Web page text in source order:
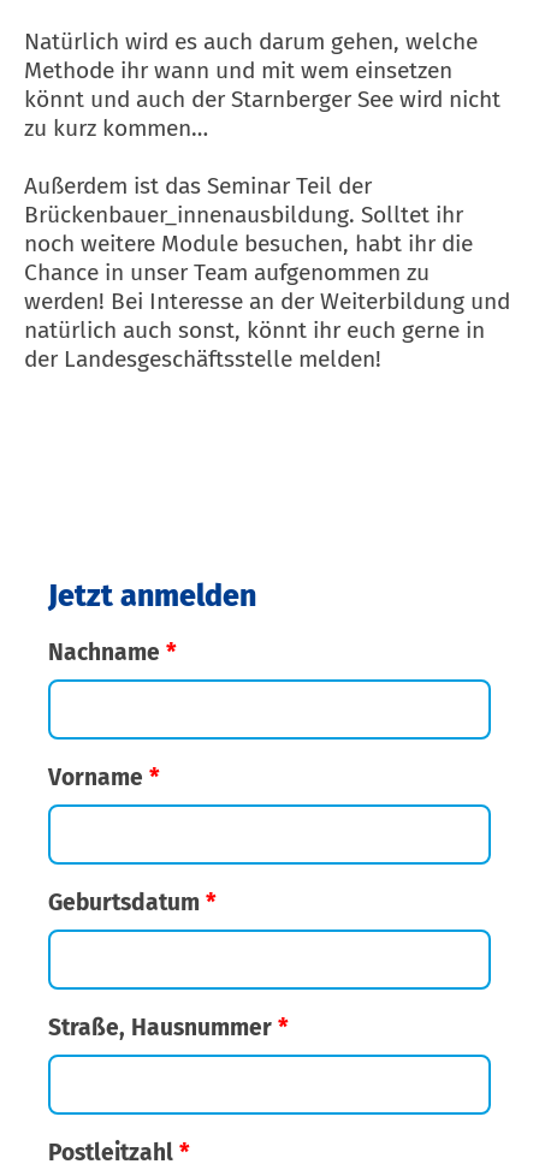
Natürlich wird es auch darum gehen, welche
Methode ihr wann und mit wem einsetzen
könnt und auch der Starnberger See wird nicht
zu kurz kommen…
Außerdem ist das Seminar Teil der
Brückenbauer_innenausbildung. Solltet ihr
noch weitere Module besuchen, habt ihr die
Chance in unser Team aufgenommen zu
werden! Bei Interesse an der Weiterbildung und
natürlich auch sonst, könnt ihr euch gerne in
der Landesgeschäftsstelle melden!
Jetzt anmelden
Nachname *
Vorname *
Geburtsdatum *
Straße, Hausnummer *
Postleitzahl *